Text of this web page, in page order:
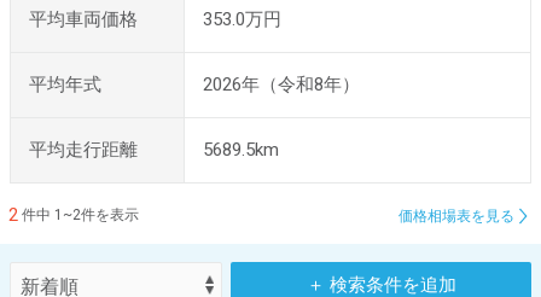
平均車両価格 353.0万円
平均年式 2026年（令和8年）
平均走行距離 5689.5km
2 件中 1~2件を表示 価格相場表を見る
＋ 検索条件を追加